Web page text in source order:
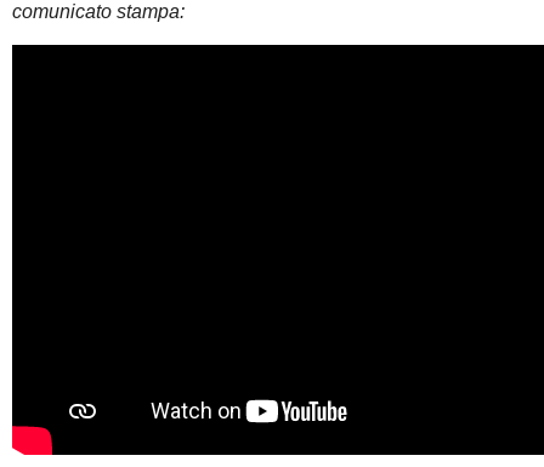
comunicato stampa: